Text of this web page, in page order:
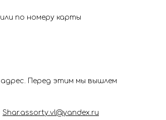
или по номеру карты
Перед этим мы вышлем
Shar.assorty.vl@yandex.ru